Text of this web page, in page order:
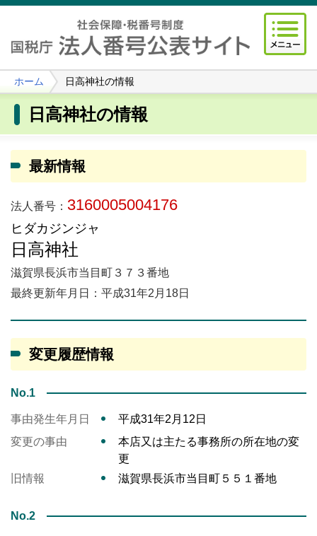
ホーム 日高神社の情報
日高神社の情報
最新情報
法人番号： 3160005004176
ヒダカジンジャ
日高神社
滋賀県長浜市当目町３７３番地
最終更新年月日：平成31年2月18日
変更履歴情報
No.1
事由発生年月日
平成31年2月12日
変更の事由
本店又は主たる事務所の所在地の変
更
旧情報
滋賀県長浜市当目町５５１番地
No.2